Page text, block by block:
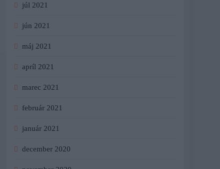
júl 2021
jún 2021
máj 2021
apríl 2021
marec 2021
február 2021
január 2021
december 2020